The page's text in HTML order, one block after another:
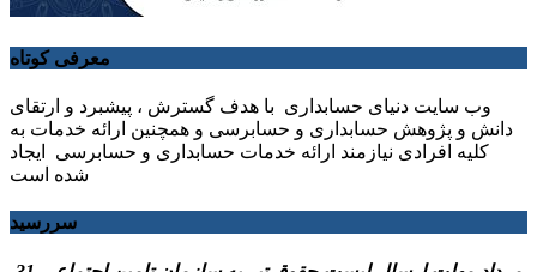
معرفی کوتاه
وب سایت دنیای حسابداری با هدف گسترش ، پیشبرد و ارتقای
دانش و پژوهش حسابداری و حسابرسی و همچنین ارائه خدمات به
کلیه افرادی نیازمند ارائه خدمات حسابداری و حسابرسی ایجاد
شده است
سررسید